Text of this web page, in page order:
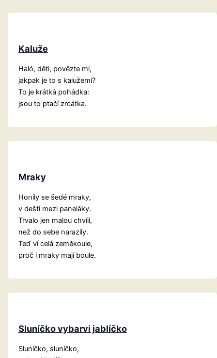
Kaluže
Haló, děti, povězte mi,
jakpak je to s kalužemi?
To je krátká pohádka:
jsou to ptačí zrcátka.
Mraky
Honily se šedé mraky,
v dešti mezi paneláky.
Trvalo jen malou chvíli,
než do sebe narazily.
Teď ví celá zeměkoule,
proč i mraky mají boule.
Sluníčko vybarvi jablíčko
Sluníčko, sluníčko,